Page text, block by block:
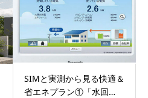
SIMと実測から見る快適＆
省エネプラン①「水回…